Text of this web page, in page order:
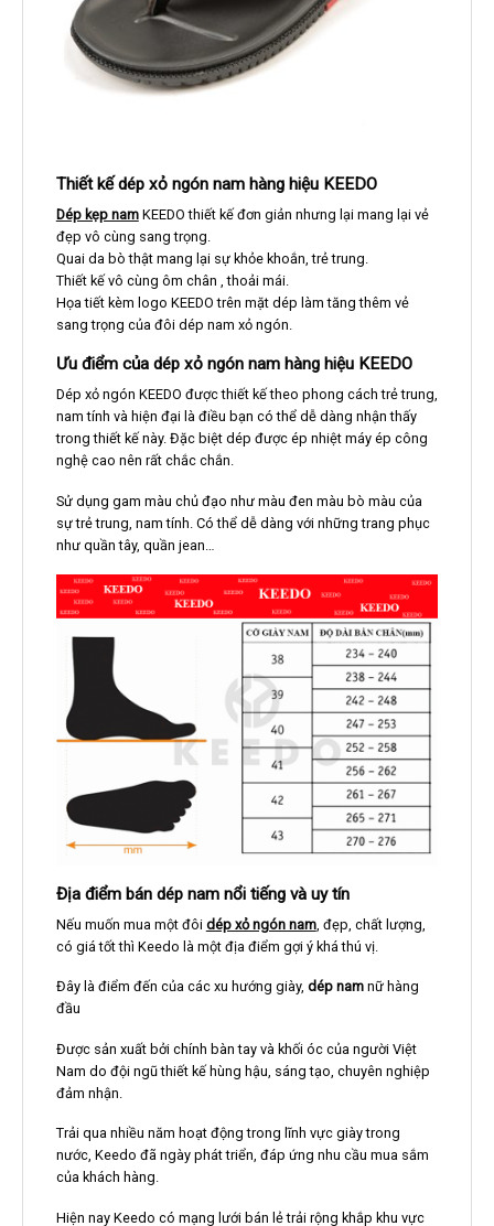
Thiết kế dép xỏ ngón nam hàng hiệu KEEDO
Dép kẹp namKEEDO thiết kế đơn giản nhưng lại mang lại vẻ
đẹp vô cùng sang trọng.
Quai da bò thật mang lại sự khỏe khoắn, trẻ trung.
Thiết kế vô cùng ôm chân , thoải mái.
Họa tiết kèm logo KEEDO trên mặt dép làm tăng thêm vẻ
sang trọng của đôi dép nam xỏ ngón.
Ưu điểm của dép xỏ ngón nam hàng hiệu KEEDO
Dép xỏ ngón KEEDO được thiết kế theo phong cách trẻ trung,
nam tính và hiện đại là điều bạn có thể dễ dàng nhận thấy
trong thiết kế này. Đặc biệt dép được ép nhiệt máy ép công
nghệ cao nên rất chắc chắn.
Sử dụng gam màu chủ đạo như màu đen màu bò màu của
sự trẻ trung, nam tính. Có thể dễ dàng với những trang phục
như quần tây, quần jean…
Địa điểm bán dép nam nổi tiếng và uy tín
Nếu muốn mua một đôi dép xỏ ngón nam, đẹp, chất lượng,
có giá tốt thì Keedo là một địa điểm gợi ý khá thú vị.
Đây là điểm đến của các xu hướng giày, dép namnữ hàng
đầu
Được sản xuất bởi chính bàn tay và khối óc của người Việt
Nam do đội ngũ thiết kế hùng hậu, sáng tạo, chuyên nghiệp
đảm nhận.
Trải qua nhiều năm hoạt động trong lĩnh vực giày trong
nước, Keedo đã ngày phát triển, đáp ứng nhu cầu mua sắm
của khách hàng.
Hiện nay Keedo có mạng lưới bán lẻ trải rộng khắp khu vực